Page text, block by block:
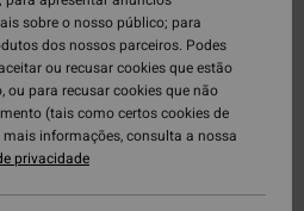
sobre o nosso público; para
dos nossos parceiros. Podes
ou recusar cookies que estão
para recusar cookies que não
(tais como certos cookies de
informações, consulta a nossa
privacidade